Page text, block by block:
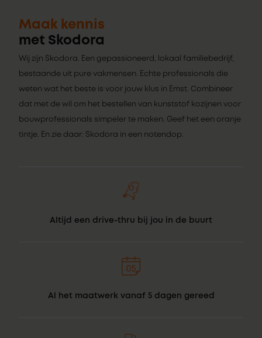
Maak kennis
met Skodora
Wij zijn Skodora. Een gepassioneerd, lokaal familiebedrijf,
bestaande uit pure vakmensen. Echte professionals die
weten wat het beste is voor jouw klus in Emst. Combineer
dat met de wil om het bestellen van kunststof kozijnen voor
bouwprofessionals simpeler te maken. Geef het een oranje
tintje. En zie daar: Skodora in een notendop.
Altijd een drive-thru bij jou in de buurt
Al het maatwerk vanaf 5 dagen gereed